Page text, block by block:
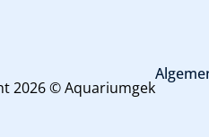
2026 © Aquariumgek